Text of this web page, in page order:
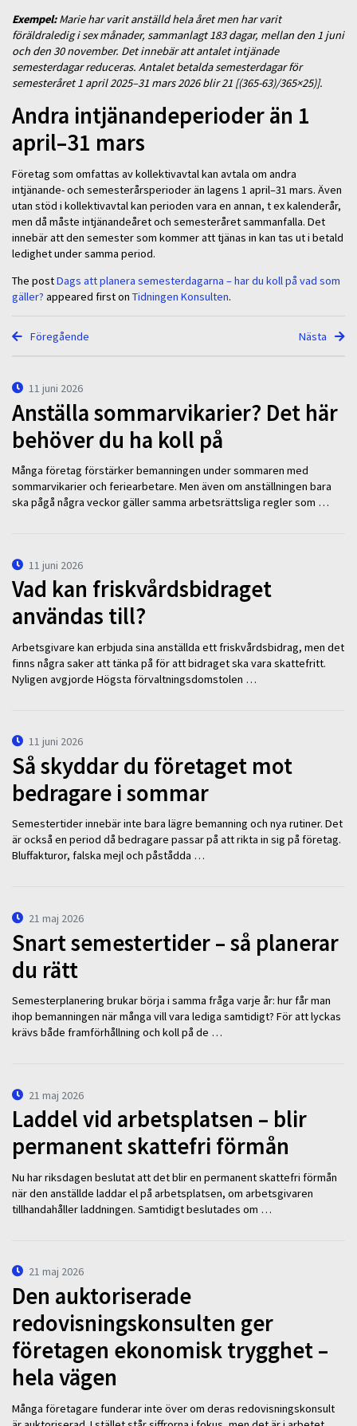
Exempel:Marie har varit anställd hela året men har varit
föräldraledig i sex månader, sammanlagt 183 dagar, mellan den 1 juni
och den 30 november. Det innebär att antalet intjänade
semesterdagar reduceras. Antalet betalda semesterdagar för
semesteråret 1 april 2025–31 mars 2026 blir 21 [(365-63)/365×25)].
Andra intjänandeperioder än 1
april–31 mars
Företag som omfattas av kollektivavtal kan avtala om andra
intjänande- och semesterårsperioder än lagens 1 april–31 mars. Även
utan stöd i kollektivavtal kan perioden vara en annan, t ex kalenderår,
men då måste intjänandeåret och semesteråret sammanfalla. Det
innebär att den semester som kommer att tjänas in kan tas ut i betald
ledighet under samma period.
The postDags att planera semesterdagarna – har du koll på vad som
gäller? appeared first on Tidningen Konsulten.
Föregående Nästa
11 juni 2026
Anställa sommarvikarier? Det här
behöver du ha koll på
Många företag förstärker bemanningen under sommaren med
sommarvikarier och feriearbetare. Men även om anställningen bara
ska pågå några veckor gäller samma arbetsrättsliga regler som …
11 juni 2026
Vad kan friskvårdsbidraget
användas till?
Arbetsgivare kan erbjuda sina anställda ett friskvårdsbidrag, men det
finns några saker att tänka på för att bidraget ska vara skattefritt.
Nyligen avgjorde Högsta förvaltningsdomstolen …
11 juni 2026
Så skyddar du företaget mot
bedragare i sommar
Semestertider innebär inte bara lägre bemanning och nya rutiner. Det
är också en period då bedragare passar på att rikta in sig på företag.
Bluffakturor, falska mejl och påstådda …
21 maj 2026
Snart semestertider – så planerar
du rätt
Semesterplanering brukar börja i samma fråga varje år: hur får man
ihop bemanningen när många vill vara lediga samtidigt? För att lyckas
krävs både framförhållning och koll på de …
21 maj 2026
Laddel vid arbetsplatsen – blir
permanent skattefri förmån
Nu har riksdagen beslutat att det blir en permanent skattefri förmån
när den anställde laddar el på arbetsplatsen, om arbetsgivaren
tillhandahåller laddningen. Samtidigt beslutades om …
21 maj 2026
Den auktoriserade
redovisningskonsulten ger
företagen ekonomisk trygghet –
hela vägen
Många företagare funderar inte över om deras redovisningskonsult